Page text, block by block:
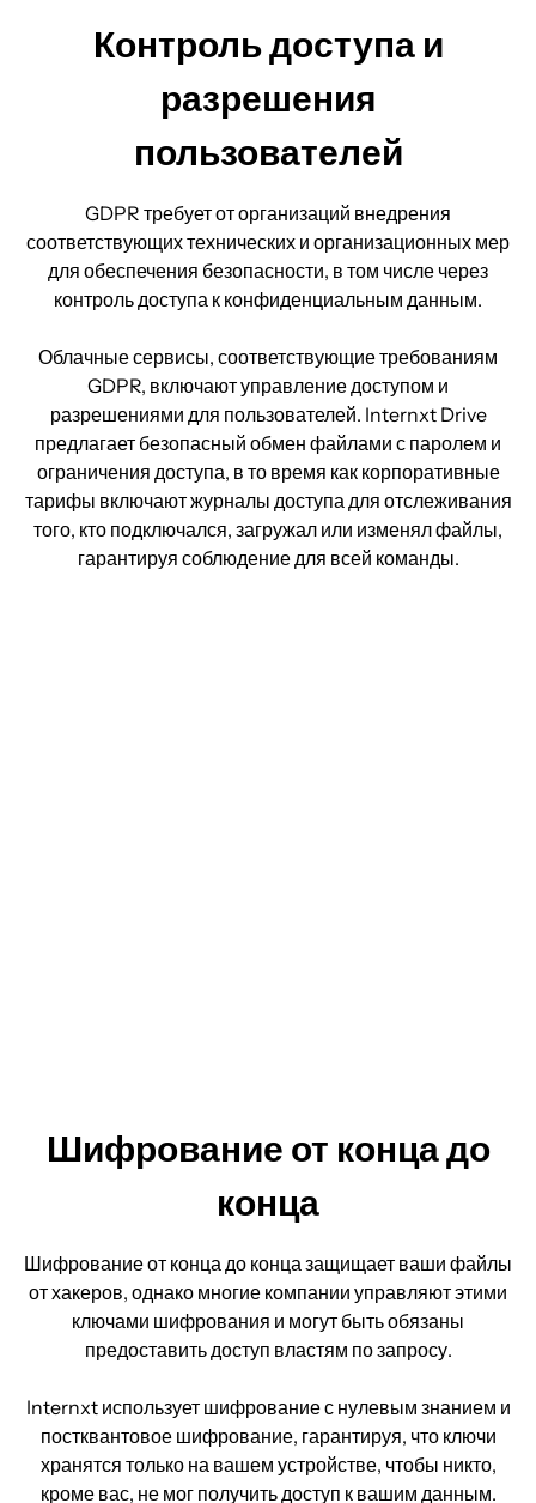
Контроль доступа и
разрешения
пользователей
GDPR требует от организаций внедрения
соответствующих технических и организационных мер
для обеспечения безопасности, в том числе через
контроль доступа к конфиденциальным данным.
Облачные сервисы, соответствующие требованиям
GDPR, включают управление доступом и
разрешениями для пользователей. Internxt Drive
предлагает безопасный обмен файлами с паролем и
ограничения доступа, в то время как корпоративные
тарифы включают журналы доступа для отслеживания
того, кто подключался, загружал или изменял файлы,
гарантируя соблюдение для всей команды.
Шифрование от конца до
конца
Шифрование от конца до конца защищает ваши файлы
от хакеров, однако многие компании управляют этими
ключами шифрования и могут быть обязаны
предоставить доступ властям по запросу.
Internxt использует шифрование с нулевым знанием и
постквантовое шифрование, гарантируя, что ключи
хранятся только на вашем устройстве, чтобы никто,
кроме вас, не мог получить доступ к вашим данным.